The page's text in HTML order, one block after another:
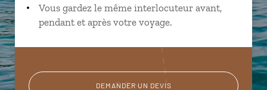
Vous gardez le même interlocuteur avant,
pendant et après votre voyage.
DEMANDER UN DEVIS